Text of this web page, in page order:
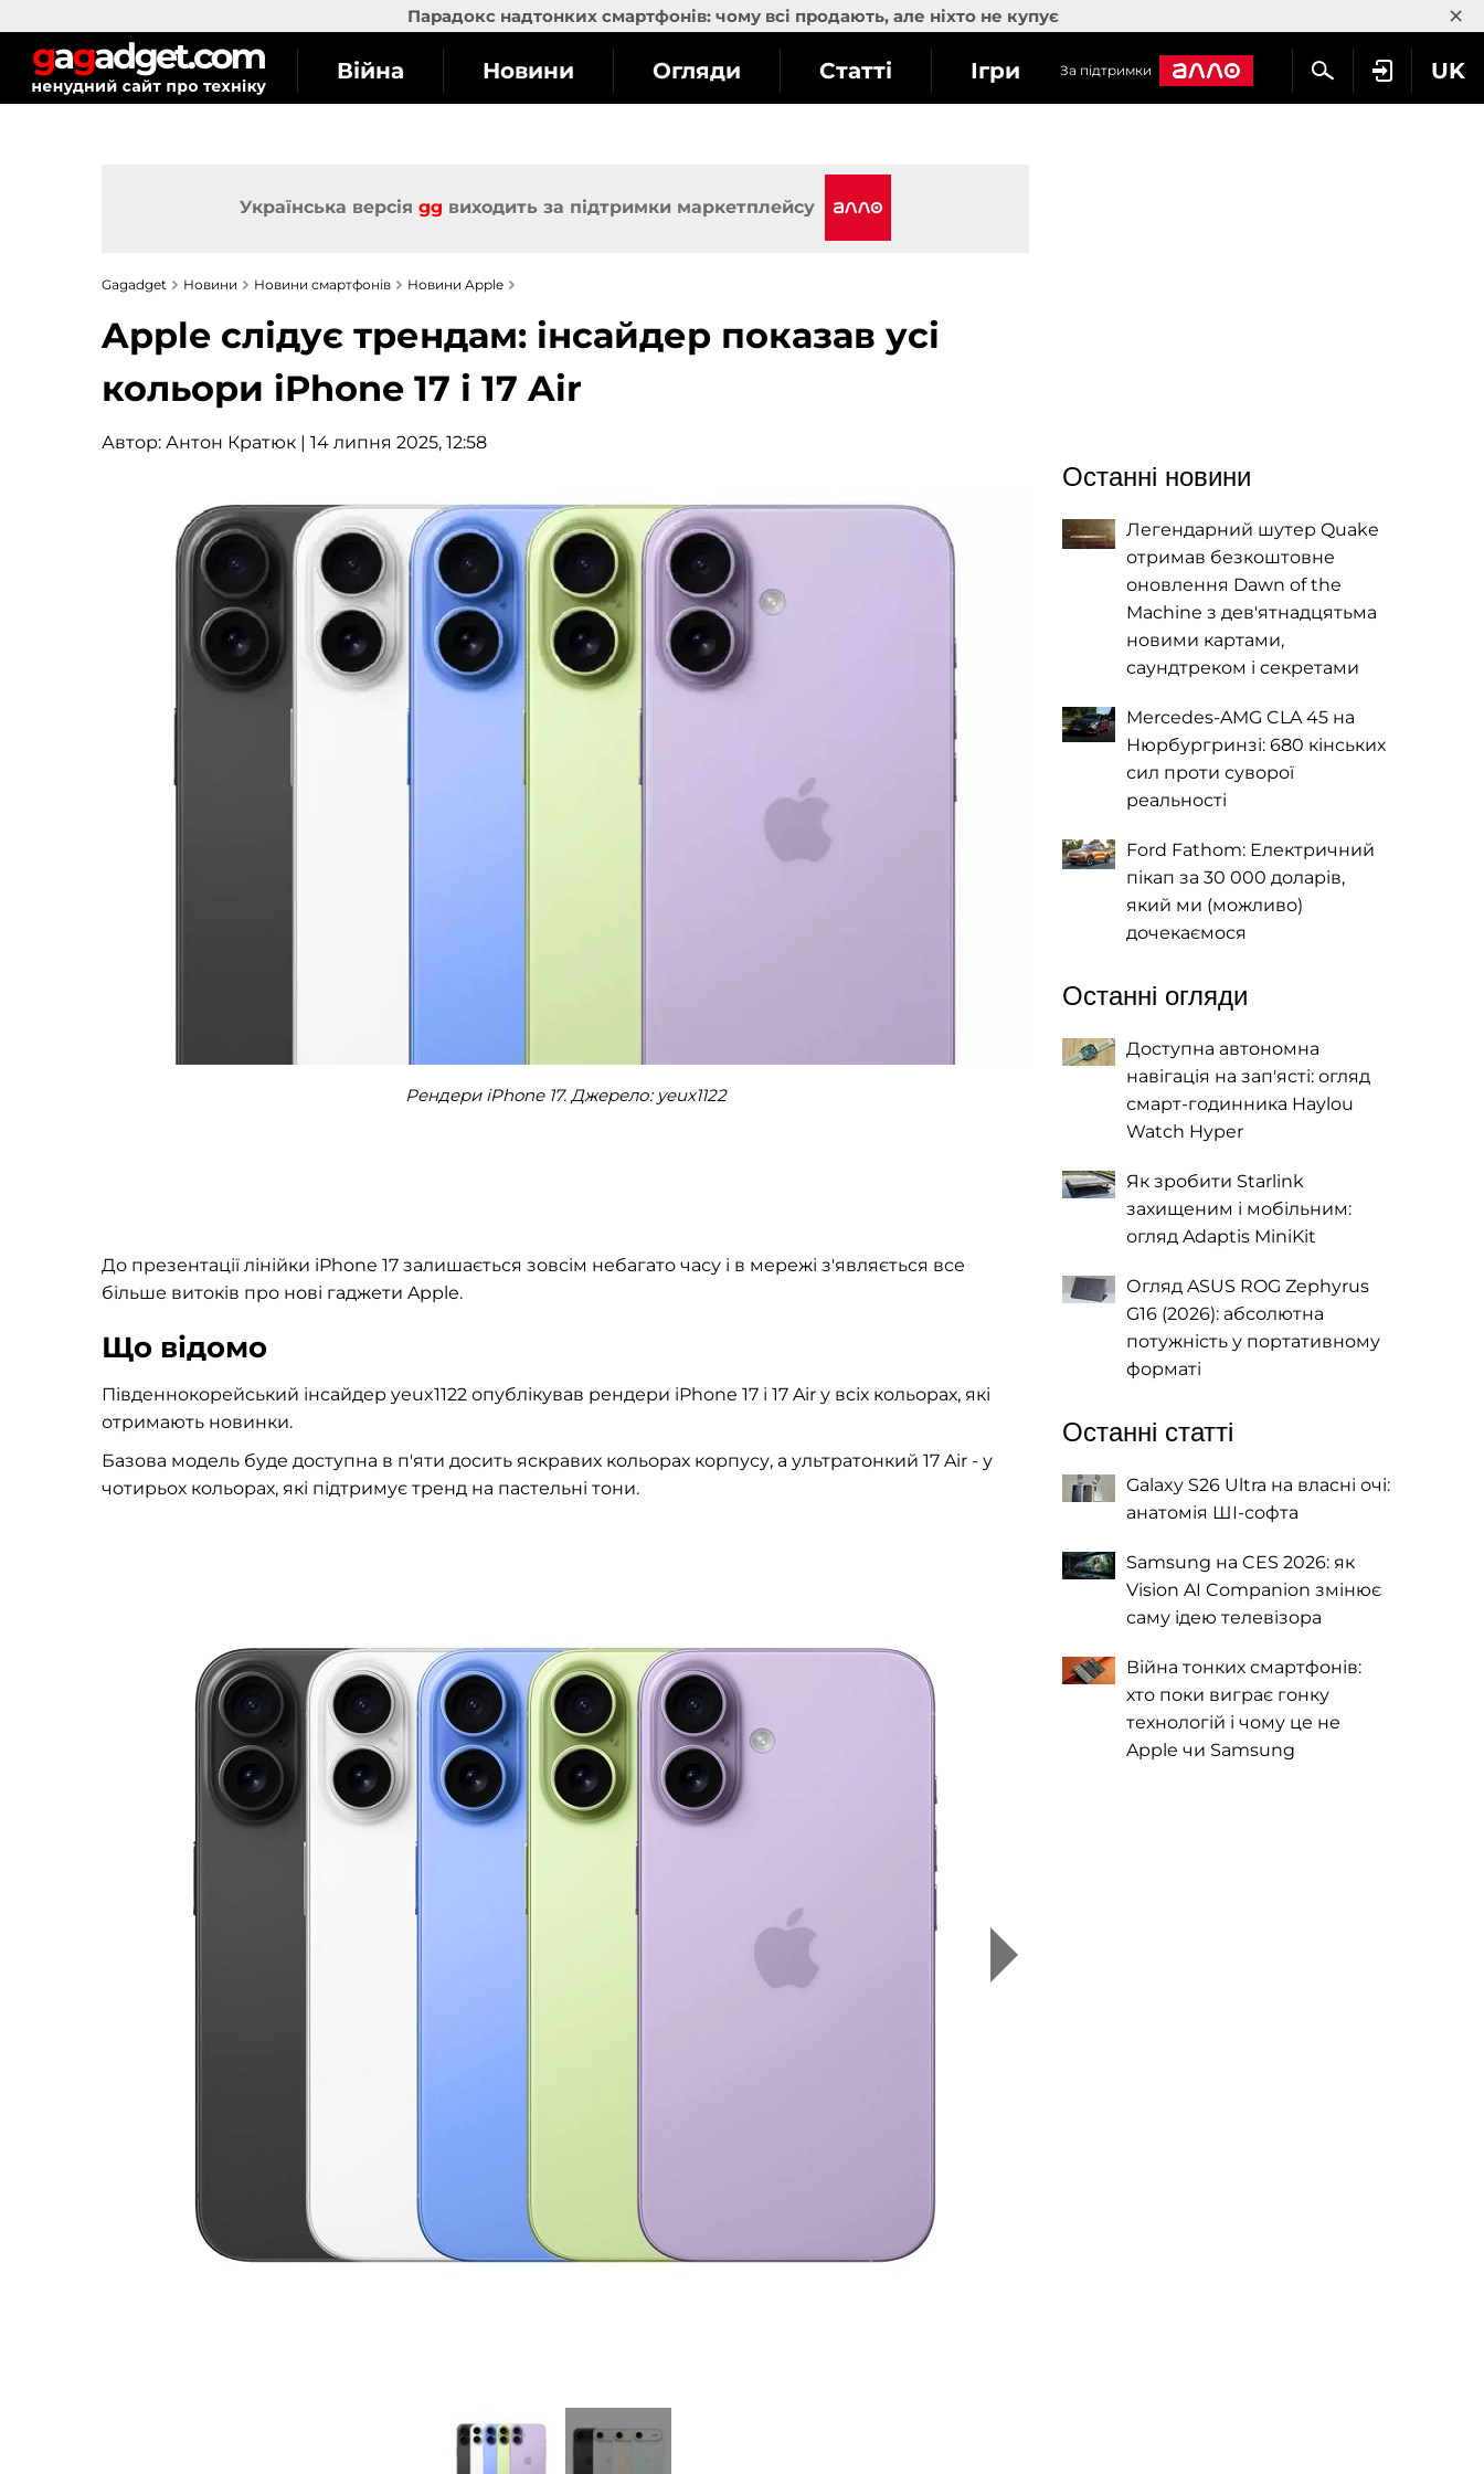
Парадокс надтонких смартфонів: чому всі продають, але ніхто не купує ×
UK
Війна Новини Огляди Статті Ігри За підтримки
Українська версія gg виходить за підтримки маркетплейсу
Gagadget Новини Новини смартфонів Новини Apple
Apple слідує трендам: інсайдер показав усі
кольори iPhone 17 і 17 Air
Автор: Антон Кратюк | 14 липня 2025, 12:58
Рендери iPhone 17. Джерело: yeux1122
До презентації лінійки iPhone 17 залишається зовсім небагато часу і в мережі з'являється все
більше витоків про нові гаджети Apple.
Що відомо
Південнокорейський інсайдер yeux1122 опублікував рендери iPhone 17 і 17 Air у всіх кольорах, які
отримають новинки.
Базова модель буде доступна в п'яти досить яскравих кольорах корпусу, а ультратонкий 17 Air - у
чотирьох кольорах, які підтримує тренд на пастельні тони.
Останні новини
Легендарний шутер Quake
отримав безкоштовне
оновлення Dawn of the
Machine з дев'ятнадцятьма
новими картами,
саундтреком і секретами
Mercedes-AMG CLA 45 на
Нюрбургринзі: 680 кінських
сил проти суворої
реальності
Ford Fathom: Електричний
пікап за 30 000 доларів,
який ми (можливо)
дочекаємося
Останні огляди
Доступна автономна
навігація на зап'ясті: огляд
смарт-годинника Haylou
Watch Hyper
Як зробити Starlink
захищеним і мобільним:
огляд Adaptis MiniKit
Огляд ASUS ROG Zephyrus
G16 (2026): абсолютна
потужність у портативному
форматі
Останні статті
Galaxy S26 Ultra на власні очі:
анатомія ШІ-софта
Samsung на CES 2026: як
Vision AI Companion змінює
саму ідею телевізора
Війна тонких смартфонів:
хто поки виграє гонку
технологій і чому це не
Apple чи Samsung